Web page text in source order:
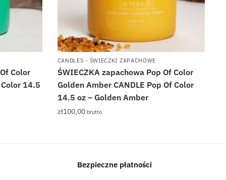
Color
Color 14.5
CANDLES - ŚWIECZKI ZAPACHOWE
ŚWIECZKA zapachowa Pop Of Color
Golden Amber CANDLE Pop Of Color
14.5 oz – Golden Amber
zł100,00 brutto
Bezpieczne płatności